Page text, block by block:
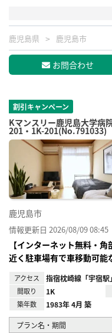
鹿児島県 鹿児島市
お問合わせ
割引キャンペーン
Kマンスリー鹿児島大学病
201・1K-201(No.791033)
鹿児島市
情報更新日 2026/08/09 08:45
【インターネット無料・
近く駐車場有で車移動可能
アクセス 指宿枕崎線「宇宿駅」
間取り 1K
築年数 1983年 4月 築
プラン名・期間